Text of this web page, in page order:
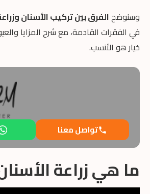
وسنوضحالفرق بين تركيب الأسنان
في الفقرات القادمة، مع شرح المزايا
خيار هو الأنسب.
تواصل معنا
ما هي زراعة